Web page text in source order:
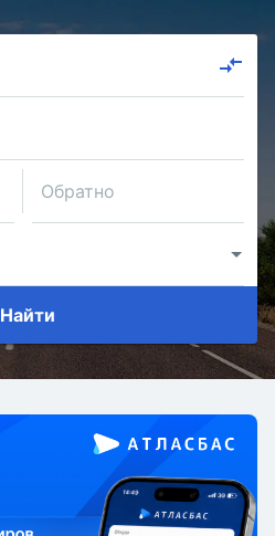
Обратно
Найти